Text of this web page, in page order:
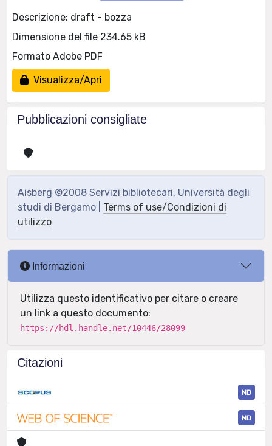
Descrizione: draft - bozza
Dimensione del file 234.65 kB
Formato Adobe PDF
Visualizza/Apri
Pubblicazioni consigliate
Aisberg ©2008 Servizi bibliotecari, Università degli
studi di Bergamo | Terms of use/Condizioni di
utilizzo
Informazioni
Utilizza questo identificativo per citare o creare
un link a questo documento:
https://hdl.handle.net/10446/28099
Citazioni
ND
ND